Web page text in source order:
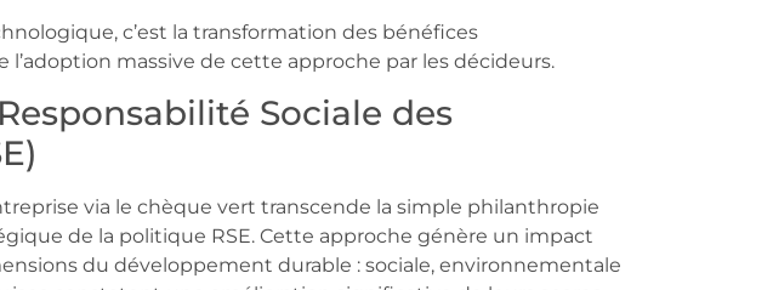
c’est la transformation des bénéfices
massive de cette approche par les décideurs.
Sociale des
via le chèque vert transcende la simple philanthropie
de la politique RSE. Cette approche génère un impact
du développement durable : sociale, environnementale